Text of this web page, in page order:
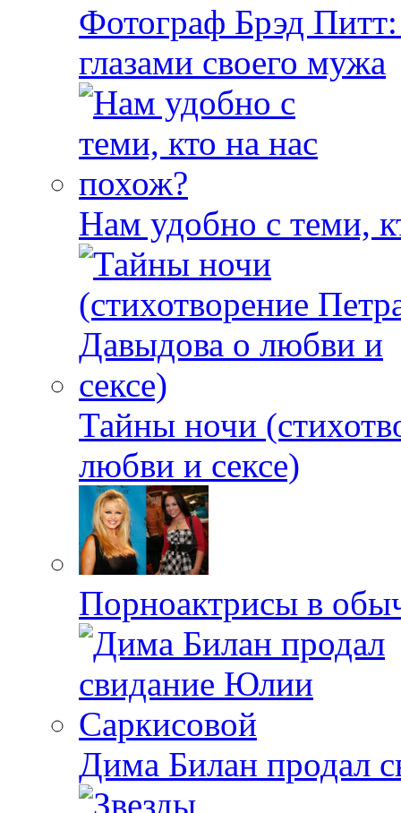
Фотограф Брэд
глазами своего мужа
Нам удобно с теми,
Тайны ночи
любви и сексе)
Порноактрисы в
Дима Билан продал